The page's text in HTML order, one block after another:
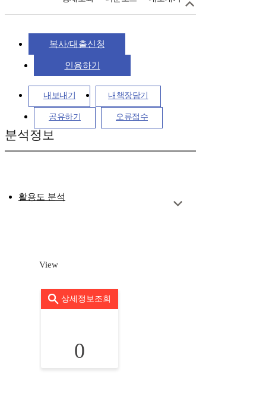
복사/대출신청
인용하기
내보내기 내책장담기
공유하기 오류접수
분석정보
활용도 분석
View
상세정보조회
0